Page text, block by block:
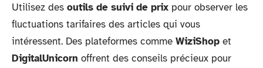
Utilisez des outils de suivi de prix pour observer les
fluctuations tarifaires des articles qui vous
intéressent. Des plateformes comme WiziShop et
DigitalUnicorn offrent des conseils précieux pour